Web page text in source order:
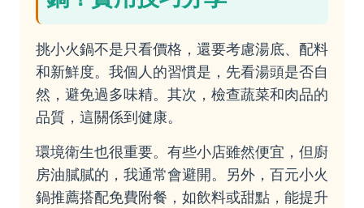
挑小火鍋不是只看價格，還要考慮湯底、配料
和新鮮度。我個人的習慣是，先看湯頭是否自
然，避免過多味精。其次，檢查蔬菜和肉品的
品質，這關係到健康。
環境衛生也很重要。有些小店雖然便宜，但廚
房油膩膩的，我通常會避開。另外，百元小火
鍋推薦搭配免費附餐，如飲料或甜點，能提升